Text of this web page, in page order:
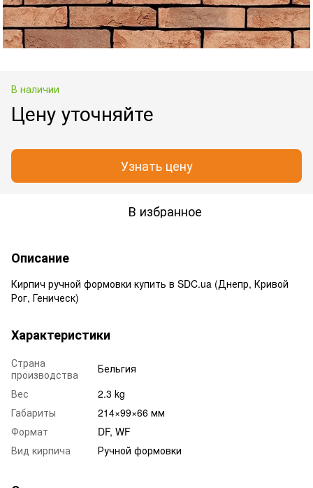
В наличии
Цену уточняйте
Узнать цену
В избранное
Описание
Кирпич ручной формовки купить в SDC.ua (Днепр, Кривой
Рог, Геническ)
Характеристики
Страна
производства
Бельгия
Вес
2.3 kg
Габариты
214×99×66 мм
Формат
DF, WF
Вид кирпича
Ручной формовки